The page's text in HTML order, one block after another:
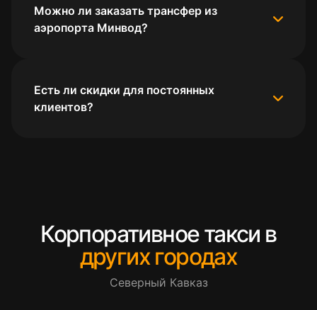
Можно ли заказать трансфер из
аэропорта Минвод?
Есть ли скидки для постоянных
клиентов?
Корпоративное такси в
других городах
Северный Кавказ